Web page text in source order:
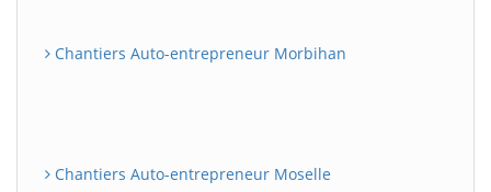
Chantiers Auto-entrepreneur Morbihan
Chantiers Auto-entrepreneur Moselle